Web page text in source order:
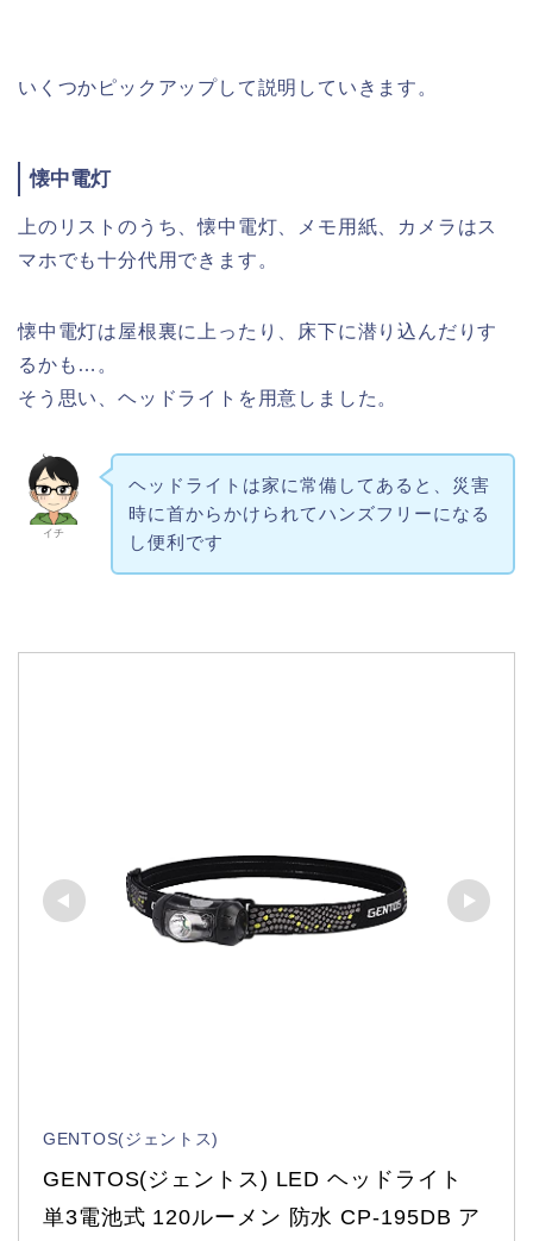
いくつかピックアップして説明していきます。
懐中電灯
上のリストのうち、懐中電灯、メモ用紙、カメラはス
マホでも十分代用できます。
懐中電灯は屋根裏に上ったり、床下に潜り込んだりす
るかも…。
そう思い、ヘッドライトを用意しました。
イチ
ヘッドライトは家に常備してあると、災害
時に首からかけられてハンズフリーになる
し便利です
GENTOS(ジェントス)
GENTOS(ジェントス) LED ヘッドライト
単3電池式 120ルーメン 防水 CP-195DB ア